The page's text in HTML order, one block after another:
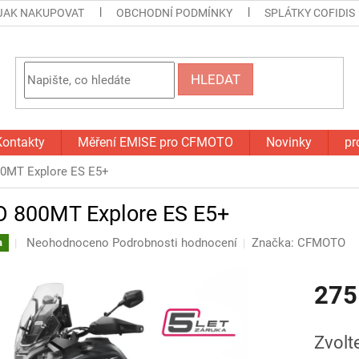
NAKUPOVAT OBCHODNÍ PODMÍNKY SPLÁTKY COFIDIS
HLEDAT
Měření EMISE pro CFMOTO Novinky
Explore ES E5+
800MT Explore ES E5+
Průměrné
je
0,0
z
5
hvězdiček.
Neohodnoceno Podrobnosti hodnocení Značka: CFMOTO
cena: